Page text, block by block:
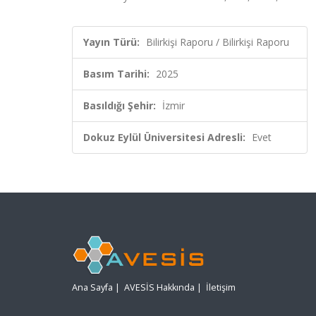
Yayın Türü: Bilirkişi Raporu / Bilirkişi Raporu
Basım Tarihi: 2025
Basıldığı Şehir: İzmir
Dokuz Eylül Üniversitesi Adresli: Evet
Ana Sayfa | AVESİS Hakkında | İletişim